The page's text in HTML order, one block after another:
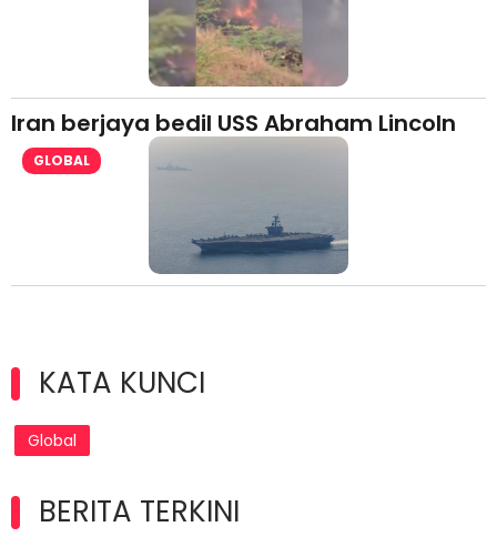
Iran berjaya bedil USS Abraham Lincoln
GLOBAL
KATA KUNCI
Global
BERITA TERKINI